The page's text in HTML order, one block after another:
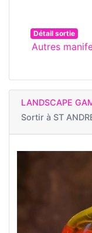
Détail sortie
Autres
LANDSCAPE
Sortir à ST